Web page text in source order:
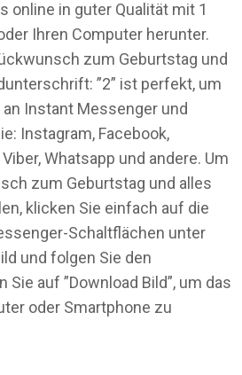
online in guter Qualität mit 1
Ihren Computer herunter.
zum Geburtstag und
”2” ist perfekt, um
Instant Messenger und
Instagram, Facebook,
Whatsapp und andere. Um
zum Geburtstag und alles
klicken Sie einfach auf die
Schaltflächen unter
und folgen Sie den
auf ”Download Bild”, um das
oder Smartphone zu